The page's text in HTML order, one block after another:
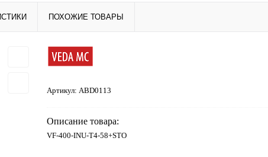
ПОХОЖИЕ ТОВАРЫ
Артикул: ABD0113
Описание товара:
VF-400-INU-T4-58+STO